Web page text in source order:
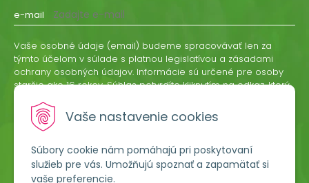
Vaše nastavenie cookies
Súbory cookie nám pomáhajú pri poskytovaní
služieb pre vás. Umožňujú spoznať a zapamätať si
vaše preferencie.
e-mail
ODOBERAŤ
Vaše osobné údaje (email) budeme spracovávať len za
týmto účelom v súlade s platnou legislatívou a zásadami
ochrany osobných údajov. Informácie sú určené pre osoby
staršie ako 16 rokov. Súhlas potvrdíte kliknutím na odkaz, ktorý
odvolať písomne, emailom alebo kliknutím na odkaz z
ktoréhokoľvek informačného emailu.